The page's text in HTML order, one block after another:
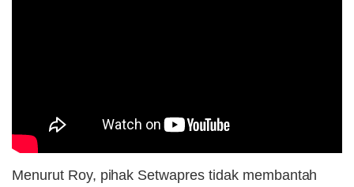
Menurut Roy, pihak Setwapres tidak membantah